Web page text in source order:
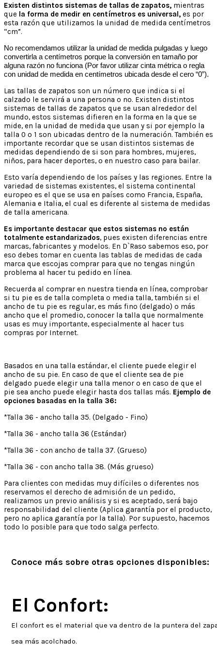
Existen distintos sistemas de tallas de zapatos, mientras
que la forma de medir en centímetros es universal, es por
esta razón que utilizamos la unidad de medida centímetros
“cm”.
No recomendamos utilizar la unidad de medida pulgadas y luego
convertirla a centímetros porque la conversión en tamaño por
alguna razón no funciona (Por favor utilizar cinta métrica o regla
con unidad de medida en centímetros ubicada desde el cero “0”).
Las tallas de zapatos son un número que indica si el
calzado le servirá a una persona o no. Existen distintos
sistemas de tallas de zapatos que se usan alrededor del
mundo, estos sistemas difieren en la forma en la que se
mide, en la unidad de medida que usan y si por ejemplo la
talla 0 o 1 son ubicadas dentro de la numeración. También es
importante recordar que se usan distintos sistemas de
medidas dependiendo de si son para hombres, mujeres,
niños, para hacer deportes, o en nuestro caso para bailar.
Esto varía dependiendo de los países y las regiones. Entre la
variedad de sistemas existentes, el sistema continental
europeo es el que se usa en países como Francia, España,
Alemania e Italia, el cual es diferente al sistema de medidas
de talla americana.
Es importante destacar que estos sistemas no están
totalmente estandarizados, pues existen diferencias entre
marcas, fabricantes y modelos. En D`Raso sabemos eso, por
eso debes tomar en cuenta las tablas de medidas de cada
marca que escojas comprar para que no tengas ningún
problema al hacer tu pedido en línea.
Recuerda al comprar en nuestra tienda en línea, comprobar
si tu pie es de talla completa o media talla, también si el
ancho de tu pie es regular, es más fino (delgado) o más
ancho que el promedio, conocer la talla que normalmente
usas es muy importante, especialmente al hacer tus
compras por Internet.
Basados en una talla estándar, el cliente puede elegir el
ancho de su pie. En caso de que el cliente sea de pie
delgado puede elegir una talla menor o en caso de que el
pie sea ancho puede elegir hasta dos tallas más. Ejemplo de
opciones basadas en la talla 36:
*Talla 36 - ancho talla 35. (Delgado - Fino)
*Talla 36 - ancho talla 36 (Estándar)
*Talla 36 - con ancho de talla 37. (Grueso)
*Talla 36 - con ancho talla 38. (Más grueso)
Para clientes con medidas muy difíciles o diferentes nos
reservamos el derecho de admisión de un pedido,
realizamos un previo análisis y si es aceptado, será bajo
responsabilidad del cliente (Aplica garantía por el producto,
pero no aplica garantía por la talla). Por supuesto, hacemos
todo lo posible para que todo salga perfecto.
Conoce más sobre otras opciones disponibles:
El Confort:
El confort es el material que va dentro de la puntera del
sea más acolchado.